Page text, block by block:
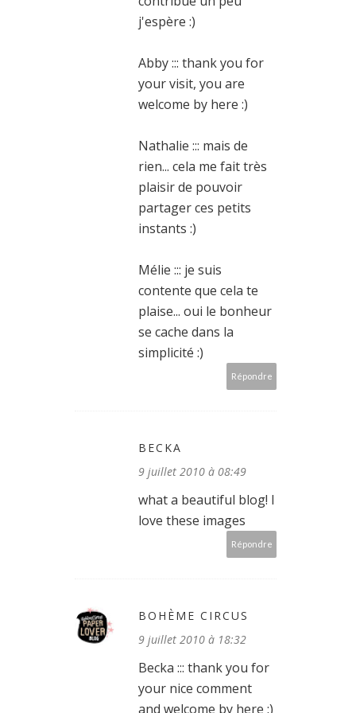
j'espère :)
Abby ::: thank you for
your visit, you are
welcome by here :)
Nathalie ::: mais de
rien... cela me fait très
plaisir de pouvoir
partager ces petits
instants :)
Mélie ::: je suis
contente que cela te
plaise... oui le bonheur
se cache dans la
simplicité :)
Répondre
BECKA
9 juillet 2010 à 08:49
what a beautiful blog! I
love these images
Répondre
BOHÈME CIRCUS
9 juillet 2010 à 18:32
Becka ::: thank you for
your nice comment
and welcome by here :)